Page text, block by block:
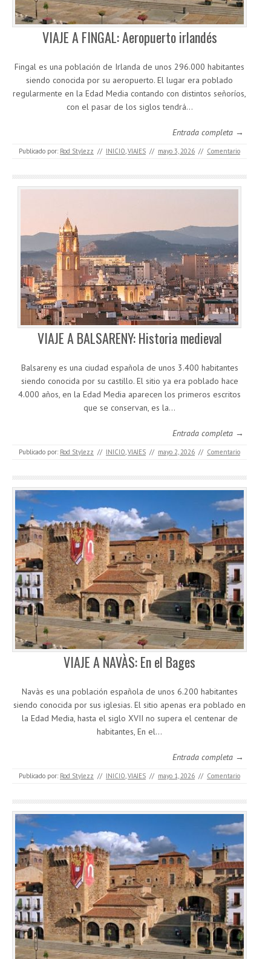
VIAJE A FINGAL: Aeropuerto irlandés
Fingal es una población de Irlanda de unos 296.000 habitantes
siendo conocida por su aeropuerto. El lugar era poblado
regularmente en la Edad Media contando con distintos señoríos,
con el pasar de los siglos tendrá…
Entrada completa →
Publicado por: Rod Stylezz // INICIO,VIAJES // mayo 3, 2026 // Comentario
VIAJE A BALSARENY: Historia medieval
Balsareny es una ciudad española de unos 3.400 habitantes
siendo conocida por su castillo. El sitio ya era poblado hace
4.000 años, en la Edad Media aparecen los primeros escritos
que se conservan, es la…
Entrada completa →
Publicado por: Rod Stylezz // INICIO,VIAJES // mayo 2, 2026 // Comentario
VIAJE A NAVÀS: En el Bages
Navàs es una población española de unos 6.200 habitantes
siendo conocida por sus iglesias. El sitio apenas era poblado en
la Edad Media, hasta el siglo XVII no supera el centenar de
habitantes, En el…
Entrada completa →
Publicado por: Rod Stylezz // INICIO VIAJES // mayo 1, 2026 // Comentario